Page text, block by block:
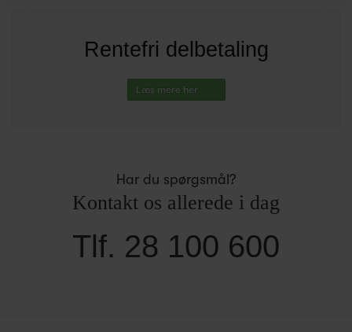
Rentefri delbetaling
Læs mere her
Har du spørgsmål?
Kontakt os allerede i dag
Tlf. 28 100 600